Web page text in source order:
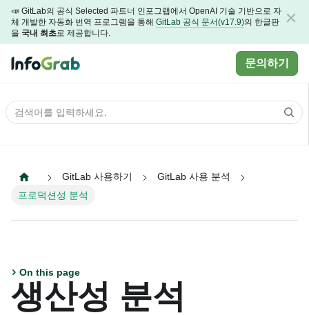
📣 GitLab의 공식 Selected 파트너 인포그랩에서 OpenAI 기술 기반으로 자
체 개발한 자동화 번역 프로그램을 통해 GitLab 공식 문서(v17.9)의 한글판
을 국내 최초로 제공합니다.
문의하기
GitLab 사용하기
GitLab 사용 분석
프로덕션성 분석
On this page
생산성 분석